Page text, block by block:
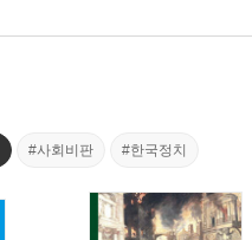
#사회비판 #한국정치